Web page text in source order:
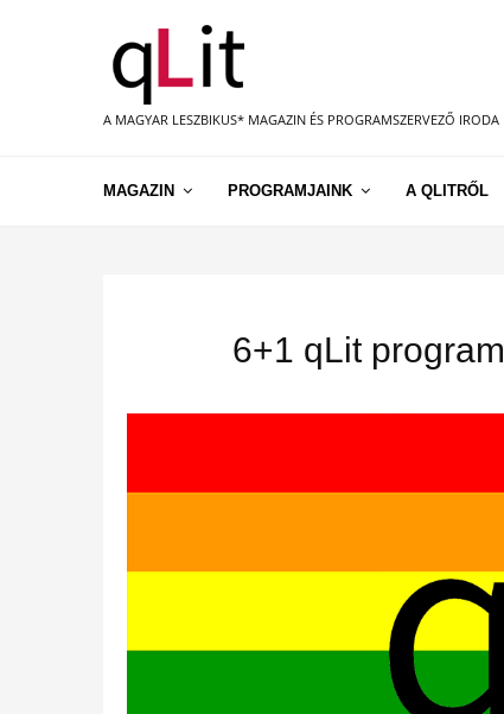
A MAGYAR LESZBIKUS* MAGAZIN ÉS PROGRAMSZERVEZŐ IRODA
MAGAZIN PROGRAMJAINK A QLITRŐL
6+1 qLit